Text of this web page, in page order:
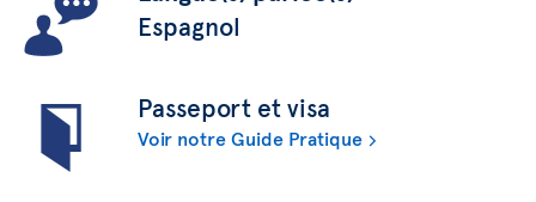
Espagnol
Passeport et visa
Voir notre Guide Pratique